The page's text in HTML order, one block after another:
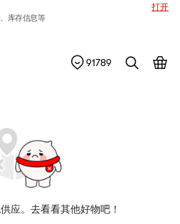
库存信息等
打开
91789
应。去看看其他好物吧！